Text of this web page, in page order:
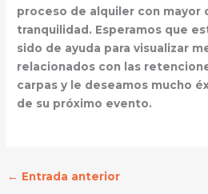
proceso de alquiler con mayor
tranquilidad . Esperamos que
sido de ayuda para visualizar
relacionados con las
carpas y le deseamos mucho
de su próximo evento.
← Entrada anterior